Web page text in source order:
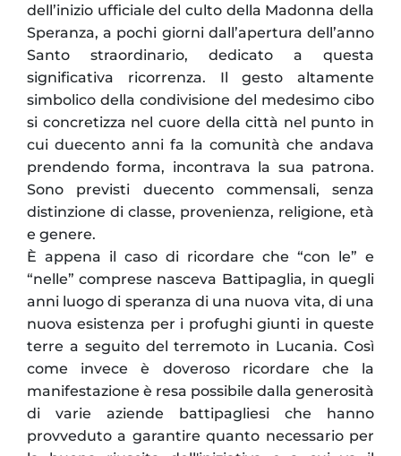
dell’inizio ufficiale del culto della Madonna della
Speranza, a pochi giorni dall’apertura dell’anno
Santo straordinario, dedicato a questa
significativa ricorrenza. Il gesto altamente
simbolico della condivisione del medesimo cibo
si concretizza nel cuore della città nel punto in
cui duecento anni fa la comunità che andava
prendendo forma, incontrava la sua patrona.
Sono previsti duecento commensali, senza
distinzione di classe, provenienza, religione, età
e genere.
È appena il caso di ricordare che “con le” e
“nelle” comprese nasceva Battipaglia, in quegli
anni luogo di speranza di una nuova vita, di una
nuova esistenza per i profughi giunti in queste
terre a seguito del terremoto in Lucania. Così
come invece è doveroso ricordare che la
manifestazione è resa possibile dalla generosità
di varie aziende battipagliesi che hanno
provveduto a garantire quanto necessario per